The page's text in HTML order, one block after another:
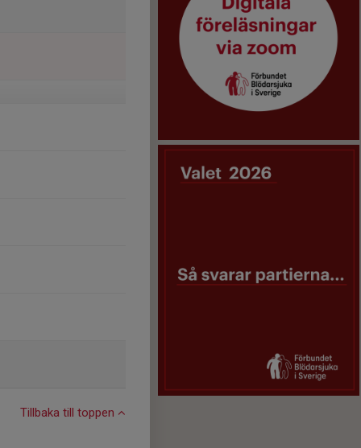
Tillbaka till toppen